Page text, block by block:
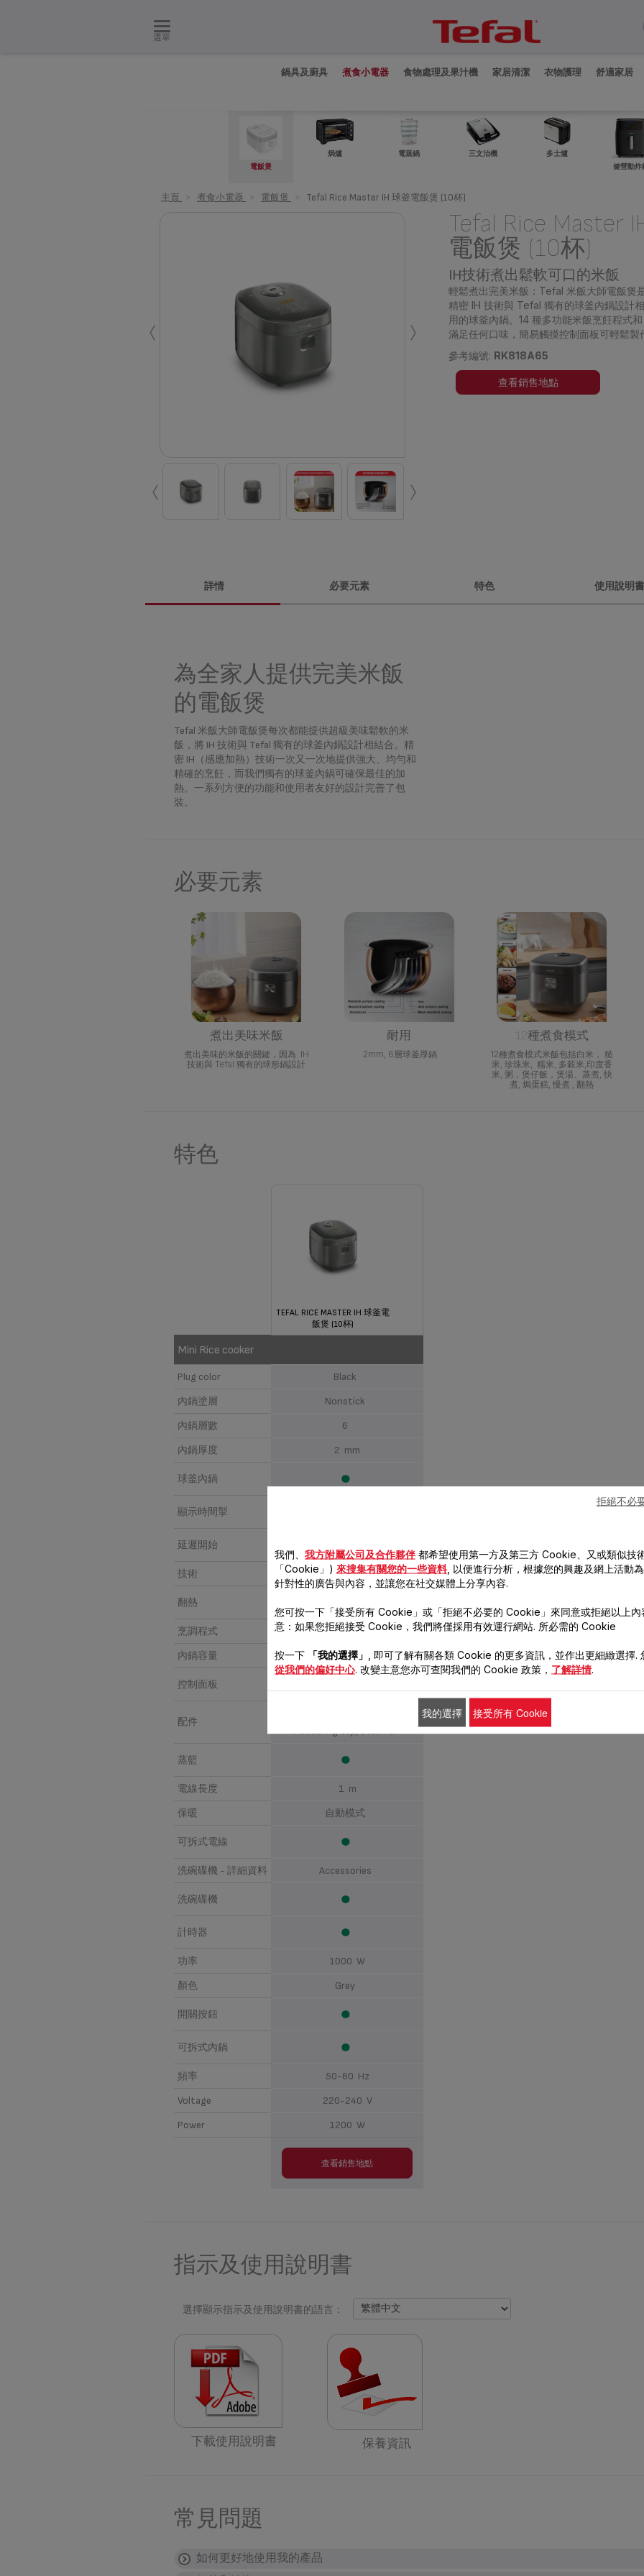
選單
鍋具及廚具 煮食小電器 食物處理及果汁機 家居清潔 衣物護理 舒適家居
電飯煲
焗爐 電蒸鍋 三文治機
多士爐
健營動炸
主頁 > 煮食小電器 > 電飯煲 > Tefal Rice Master IH 球釜電飯煲 (10杯)
‹ ›
‹ ›
Tefal Rice Master
電飯煲 (10杯)
IH技術煮出鬆軟可口的米飯
輕鬆煮出完美米飯：Tefal 米飯大師電飯煲
精密 IH 技術與 Tefal 獨有的球釜內鍋設計
用的球釜內鍋。14 種多功能米飯烹飪程式
滿足任何口味，簡易觸摸控制面板可輕鬆製
參考編號: RK818A65
查看銷售地點
詳情 必要元素 特色 使用說明
為全家人提供完美米飯
的電飯煲
Tefal 米飯大師電飯煲每次都能提供超級美味鬆軟的米
飯，將 IH 技術與 Tefal 獨有的球釜內鍋設計相結合。精
密 IH（感應加熱）技術一次又一次地提供強大、均勻和
精確的烹飪，而我們獨有的球釜內鍋可確保最佳的加
熱。一系列方便的功能和使用者友好的設計完善了包
裝。
必要元素
煮出美味米飯
煮出美味的米飯的關鍵，因為 IH
技術與 Tefal 獨有的球形鍋設計
耐用
2mm, 6層球釜厚鍋
12種煮食模式
12種煮食模式米飯包括白米， 糙
米, 珍珠米, 糯米, 多穀米,印度香
米, 粥，煲仔飯，煲湯、蒸煮, 快
煮, 焗蛋糕, 慢煮 , 翻熱
特色
TEFAL RICE MASTER IH 球釜電
飯煲 (10杯)
Mini Rice cooker
Plug color
Black
內鍋塗層
Nonstick
內鍋層數
6
內鍋厚度
2 mm
球釜內鍋
顯示時間掣
延遲開始
技術 IH
翻熱
烹調程式
14
內鍋容量
1.8 L
控制面板
配件
Measuring Cup, Steamer
蒸籃
電線長度
1 m
保暖
自動模式
可拆式電線
洗碗碟機 - 詳細資料 Accessories
洗碗碟機
計時器
功率
1000 W
顏色
Grey
開關按鈕
可拆式內鍋
頻率
50-60 Hz
Voltage
220-240 V
Power
1200 W
查看銷售地點
指示及使用說明書
選擇顯示指示及使用說明書的語言：
下載使用說明書 保養資訊
常見問題
如何更好地使用我的產品
我們、 我方附屬公司及合作夥伴都希望使用第一方及第三方 Cookie、又或類似技
「Cookie」) 來搜集有關您的一些資料, 以便進行分析，根據您的興趣及網上活動
針對性的廣告與內容，並讓您在社交媒體上分享內容.
您可按一下「接受所有 Cookie」或「拒絕不必要的 Cookie」來同意或拒絕以上內
意：如果您拒絕接受 Cookie，我們將僅採用有效運行網站. 所必需的 Cookie
按一下 「我的選擇」
, 即可了解有關各類 Cookie 的更多資訊，並作出更細緻選擇.
從我們的偏好中心. 改變主意您亦可查閱我們的 Cookie 政策， 了解詳情.
拒絕不必
我的選擇 接受所有 Cookie